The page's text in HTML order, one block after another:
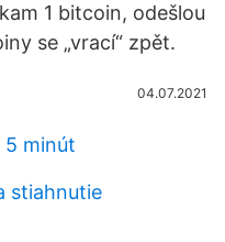
1 bitcoin, odešlou
se „vrací“ zpět.
04.07.2021
5 minút
stiahnutie